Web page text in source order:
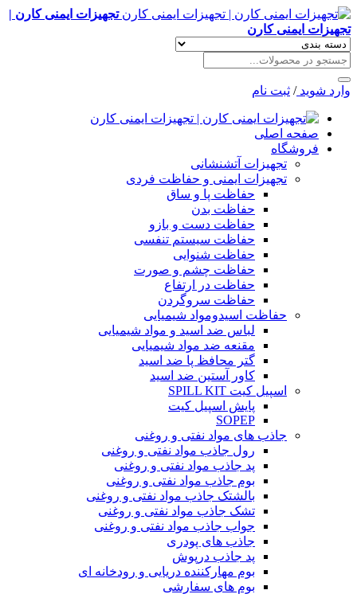
تجهیزات ایمنی کارن |
تجهیزات ایمنی کارن
وارد شوید / ثبت نام
صفحه اصلی
فروشگاه
تجهیزات آتشنشانی
تجهیزات ایمنی و حفاظت فردی
حفاظت پا و ساق
حفاظت بدن
حفاظت دست و بازو
حفاظت سیستم تنفسی
حفاظت شنوایی
حفاظت چشم و صورت
حفاظت در ارتفاع
حفاظت سروگردن
حفاظت اسیدومواد شیمیایی
لباس ضد اسید و مواد شیمیایی
مقنعه ضد مواد شیمیایی
گتر محافظ پا ضد اسید
کاور آستین ضد اسید
اسپیل کیت SPILL KIT
پایش اسپیل کیت
SOPEP
جاذب های مواد نفتی و روغنی
رول جاذب مواد نفتی و روغنی
پد جاذب مواد نفتی و روغنی
بوم جاذب مواد نفتی و روغنی
بالشتک جاذب مواد نفتی و روغنی
تشک جاذب مواد نفتی و روغنی
جواب جاذب مواد نفتی و روغنی
جاذب های پودری
پد جاذب درپوش
بوم مهارکننده دریایی و رودخانه ای
بوم های سفارشی